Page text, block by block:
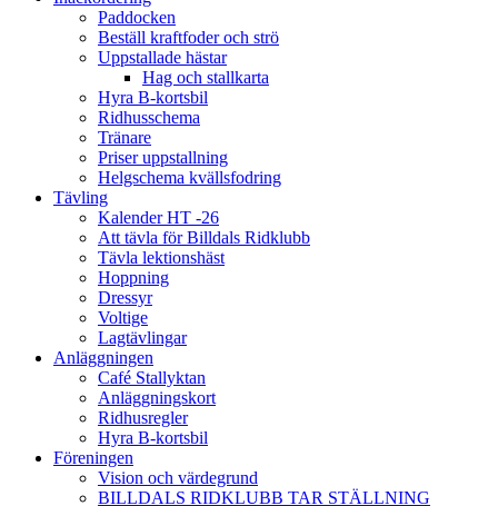
Paddocken
Beställ kraftfoder och strö
Uppstallade hästar
Hag och stallkarta
Hyra B-kortsbil
Ridhusschema
Tränare
Priser uppstallning
Helgschema kvällsfodring
Tävling
Kalender HT -26
Att tävla för Billdals Ridklubb
Tävla lektionshäst
Hoppning
Dressyr
Voltige
Lagtävlingar
Anläggningen
Café Stallyktan
Anläggningskort
Ridhusregler
Hyra B-kortsbil
Föreningen
Vision och värdegrund
BILLDALS RIDKLUBB TAR STÄLLNING